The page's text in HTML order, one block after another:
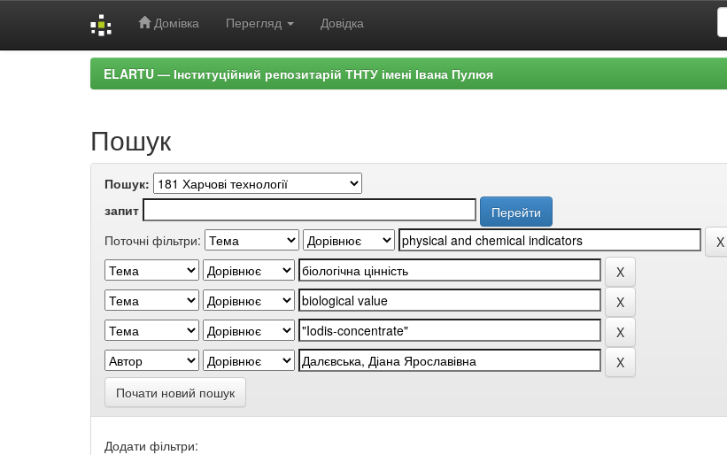
Домівка Перегляд Довідка
ELARTU — Інституційний репозитарій ТНТУ імені Івана Пулюя
Пошук
Пошук:
запит
Поточні фільтри:
Почати новий пошук
Додати фільтри: